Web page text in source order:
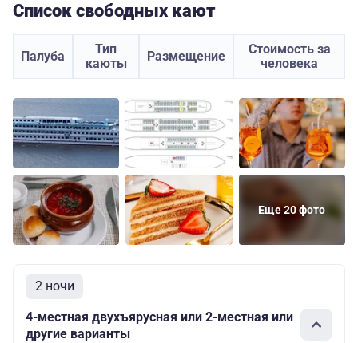
Список свободных кают
Палуба
Тип
каюты
Размещение
Стоимость за
человека
Еще 20 фото
2 ночи
4-местная двухъярусная или 2-местная или
другие варианты